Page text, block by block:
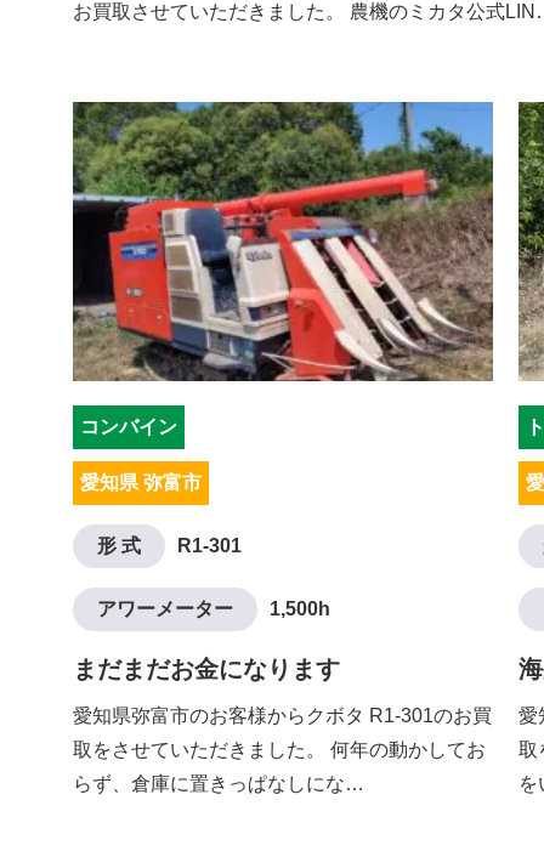
お買取させていただきました。 農機のミカタ公式
コンバイン
愛知県 弥富市
形 式 R1-301
アワーメーター 1,500h
まだまだお金になります
愛知県弥富市のお客様からクボタ R1-301のお買
取をさせていただきました。 何年の動かしてお
らず、倉庫に置きっぱなしにな…
愛
取